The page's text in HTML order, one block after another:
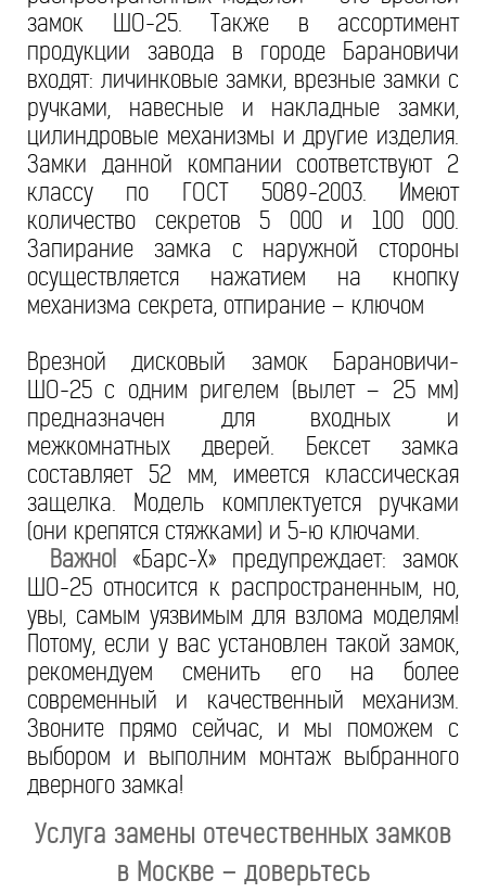
замок ШО-25. Также в ассортимент
продукции завода в городе Барановичи
входят: личинковые замки, врезные замки с
ручками, навесные и накладные замки,
цилиндровые механизмы и другие изделия.
Замки данной компании соответствуют 2
классу по ГОСТ 5089-2003. Имеют
количество секретов 5 000 и 100 000.
Запирание замка с наружной стороны
осуществляется нажатием на кнопку
механизма секрета, отпирание – ключом
Врезной дисковый замок Барановичи-
ШО-25 с одним ригелем (вылет – 25 мм)
предназначен для входных и
межкомнатных дверей. Бексет замка
составляет 52 мм, имеется классическая
защелка. Модель комплектуется ручками
(они крепятся стяжками) и 5-ю ключами.
Важно! «Барс-Х» предупреждает: замок
ШО-25 относится к распространенным, но,
увы, самым уязвимым для взлома моделям!
Потому, если у вас установлен такой замок,
рекомендуем сменить его на более
современный и качественный механизм.
Звоните прямо сейчас, и мы поможем с
выбором и выполним монтаж выбранного
дверного замка!
Услуга замены отечественных замков
в Москве – доверьтесь